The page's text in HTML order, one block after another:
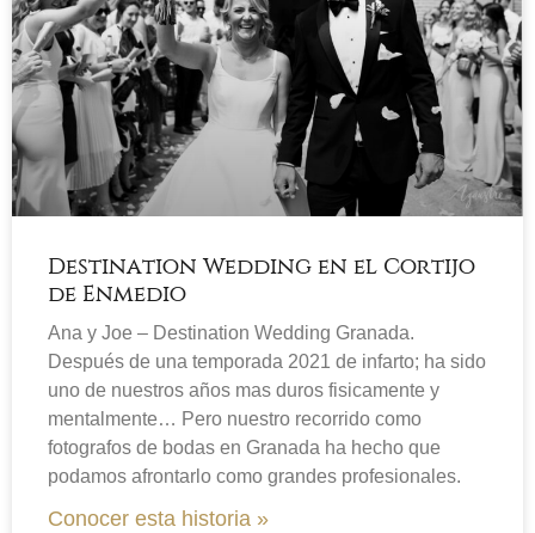
Destination Wedding en el Cortijo
de Enmedio
Ana y Joe – Destination Wedding Granada.
Después de una temporada 2021 de infarto; ha sido
uno de nuestros años mas duros fisicamente y
mentalmente… Pero nuestro recorrido como
fotografos de bodas en Granada ha hecho que
podamos afrontarlo como grandes profesionales.
Conocer esta historia »